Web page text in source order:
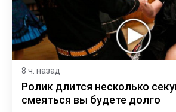
8 ч. назад
Ролик длится несколько
смеяться вы будете долго